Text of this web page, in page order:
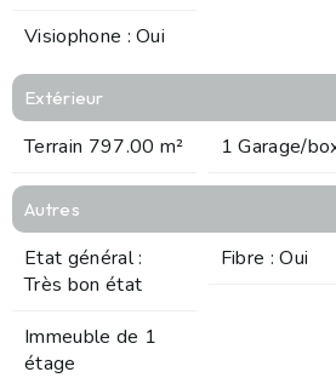
Visiophone : Oui
Extérieur
Terrain 797.00 m² 1 Garage/
Autres
Etat général :
Très bon état
Fibre : Oui
Immeuble de 1
étage